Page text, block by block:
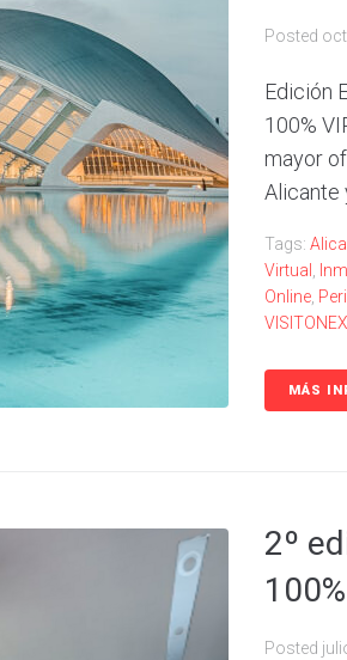
Posted
Edición
100%
mayor
Alicante
Tags:
Virtual ,
Online,
MÁS
2º
Posted